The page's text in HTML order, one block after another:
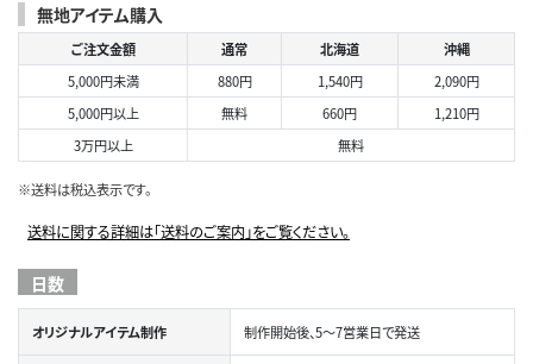
無地アイテム購入
ご注文金額 通常 北海道
沖縄
5,000円未満
880円 1,540円
2,090円
5,000円以上
無料 660円
1,210円
3万円以上
無料
※送料は税込表示です。
送料に関する詳細は「送料のご案内」をご覧ください。
日数
オリジナルアイテム制作 制作開始後、5～7営業日で発送